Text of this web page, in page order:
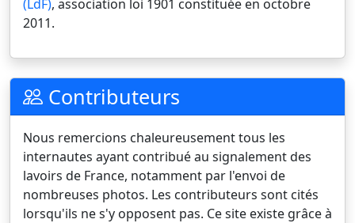
(LdF), association loi 1901 constituée en octobre
2011.
Contributeurs
Nous remercions chaleureusement tous les
internautes ayant contribué au signalement des
lavoirs de France, notamment par l'envoi de
nombreuses photos. Les contributeurs sont cités
lorsqu'ils ne s'y opposent pas. Ce site existe grâce à